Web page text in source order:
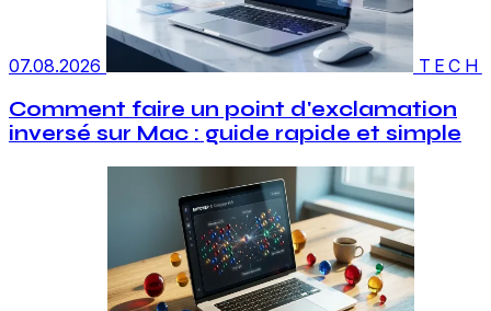
07.08.2026 TECH
Comment faire un point d'exclamation
inversé sur Mac : guide rapide et simple